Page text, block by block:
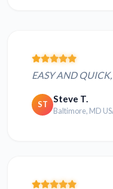
EASY AND QUICK,
ST Steve T.
Baltimore, MD